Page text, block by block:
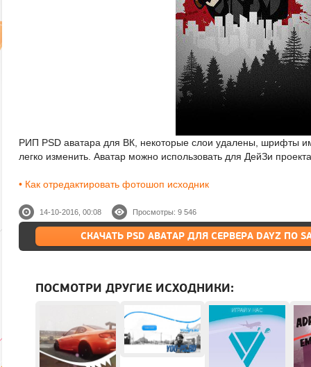
РИП PSD аватара для ВК, некоторые слои удалены, шрифты
легко изменить. Аватар можно использовать для ДейЗи
• Как отредактировать фотошоп исходник
14-10-2016, 00:08 Просмотры: 9 546
СКАЧАТЬ PSD АВАТАР ДЛЯ СЕРВЕРА DAYZ ПО
ПОСМОТРИ ДРУГИЕ ИСХОДНИКИ: